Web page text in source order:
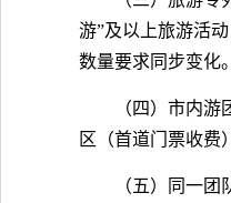
游”及以上旅游活
数量要求同步变化。
（四）市内
区（首道门票收费
（五）同一